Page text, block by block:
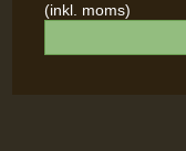
(inkl. moms)